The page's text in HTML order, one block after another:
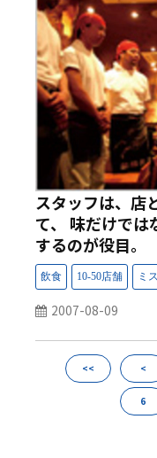
スタッフは、店
て、 味だけで
するのが役目。
2007-08-09
<< <
6